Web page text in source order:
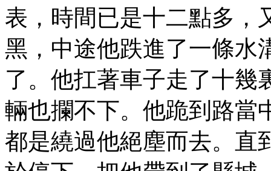
表，時間已是十二點多，
黑，中途他跌進了一條水
了。他扛著車子走了十幾
輛也攔不下。他跪到路當
都是繞過他絕塵而去。直